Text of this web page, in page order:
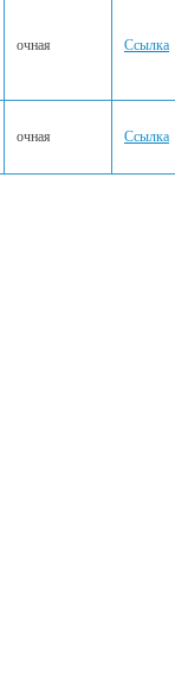
очная Ссылка
очная Ссылка